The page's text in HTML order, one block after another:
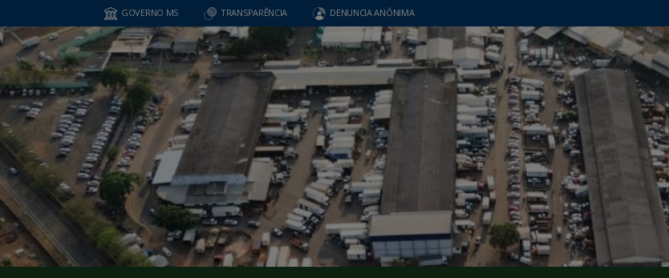
GOVERNO MS TRANSPARÊNCIA DENUNCIA ANÔNIMA